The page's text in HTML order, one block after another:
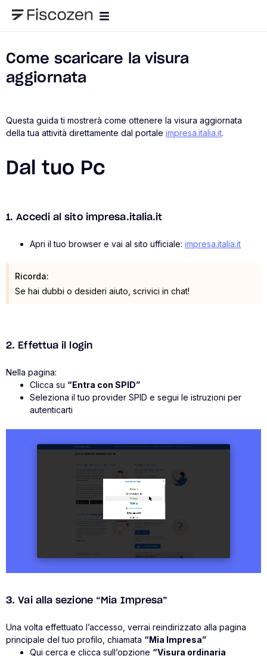
Come scaricare la visura
aggiornata
Questa guida ti mostrerà come ottenere la visura aggiornata
della tua attività direttamente dal portale impresa.italia.it.
Dal tuo Pc
1. Accedi al sito impresa.italia.it
Apri il tuo browser e vai al sito ufficiale: impresa.italia.it
Ricorda:
Se hai dubbi o desideri aiuto, scrivici in chat!
2. Effettua il login
Nella pagina:
Clicca su “Entra con SPID”
Seleziona il tuo provider SPID e segui le istruzioni per
autenticarti
3. Vai alla sezione “Mia Impresa”
Una volta effettuato l’accesso, verrai reindirizzato alla pagina
principale del tuo profilo, chiamata “Mia Impresa”
Qui cerca e clicca sull’opzione “Visura ordinaria